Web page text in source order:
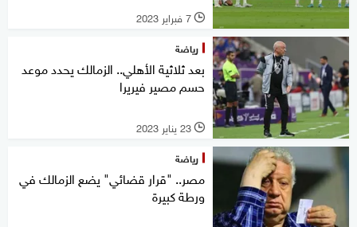
l 7 فبراير 2023
رياضة
بعد ثلاثية الأهلي.. الزمالك يحدد موعد
حسم مصير فيريرا
l 23 يناير 2023
رياضة
مصر.. "قرار قضائي" يضع الزمالك في
ورطة كبيرة